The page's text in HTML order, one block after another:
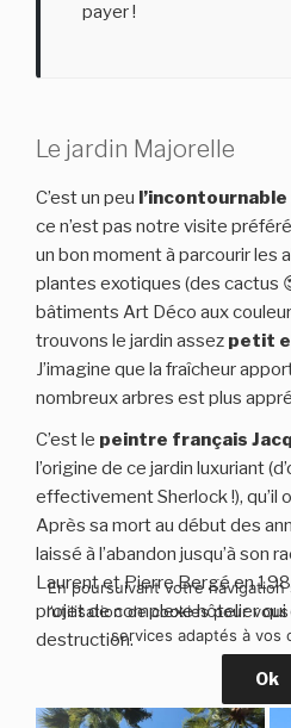
payer !
Le jardin Majorelle
C’est un peu
ce n’est pas notre visite
un bon moment à parcourir les
plantes exotiques (des cactus
bâtiments Art Déco aux
trouvons le jardin assez petit
J’imagine que la fraîcheur
nombreux arbres est plus
C’est le peintre français
l’origine de ce jardin luxuriant
effectivement Sherlock !), qu’il
Après sa mort au début des
laissé à l’abandon jusqu’à son
Laurent et Pierre Bergé en
projet de complexe hôtelier
destruction.
En poursuivant votre
l’utilisation de cookies pour
services adaptés à vos
Ok